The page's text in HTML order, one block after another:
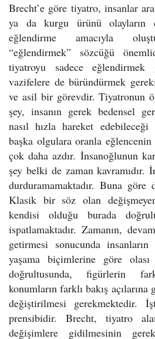
Brecht’e göre tiyatro, insanlar
ya da kurgu ürünü olayların
eğlendirme amacıyla
“eğlendirmek” sözcüğü
tiyatroyu sadece eğlendirmek
vazifelere de büründürmek
ve asil bir görevdir. Tiyatronun
şey, insanın gerek bedensel
nasıl hızla hareket
başka olgulara oranla
çok daha azdır. İnsanoğlunun
şey belki de zaman kavramıdır.
durduramamaktadır. Buna göre
Klasik bir söz olan
kendisi olduğu burada
ispatlamaktadır. Zamanın,
getirmesi sonucunda
yaşama biçimlerine göre
doğrultusunda, figürlerin
konumların farklı bakış
değiştirilmesi gerekmektedir.
prensibidir. Brecht, tiyatro
değişimlere gidilmesinin